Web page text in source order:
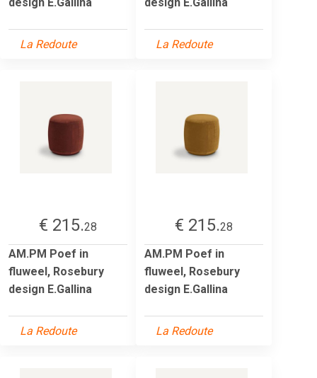
La Redoute La Redoute
€ 215.28
AM.PM Poef in
fluweel, Rosebury
design E.Gallina
La Redoute
€ 215.28
AM.PM Poef in
fluweel, Rosebury
design E.Gallina
La Redoute